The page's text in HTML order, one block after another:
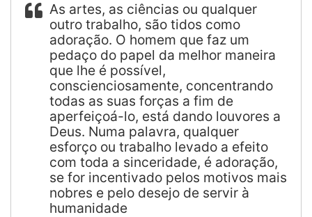
As artes, as ciências ou qualquer
outro trabalho, são tidos como
adoração. O homem que faz um
pedaço do papel da melhor maneira
que lhe é possível,
conscienciosamente, concentrando
todas as suas forças a fim de
aperfeiçoá-lo, está dando louvores a
Deus. Numa palavra, qualquer
esforço ou trabalho levado a efeito
com toda a sinceridade, é adoração,
se for incentivado pelos motivos mais
nobres e pelo desejo de servir à
humanidade